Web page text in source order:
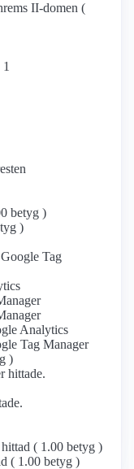
II-domen (
betyg )
)
Tag
Analytics
Tag Manager
)
hittade.
( 1.00 betyg )
( 1.00 betyg )